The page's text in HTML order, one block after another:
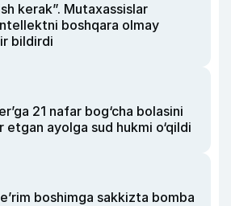
kerak”. Mutaxassislar
boshqara olmay
bildirdi
21 nafar bog‘cha bolasini
etgan ayolga sud hukmi o‘qildi
boshimga sakkizta bomba